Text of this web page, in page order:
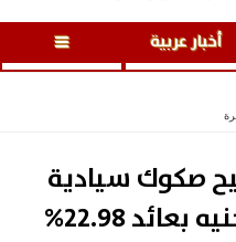
أخبار عربية
صكوك سيادية